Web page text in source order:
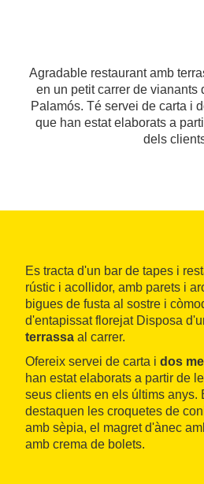
Agradable restaurant amb
en un petit carrer de vianants
Palamós. Té servei de carta i
que han estat elaborats a
dels
Es tracta d'un bar de tapes i
rústic i acollidor, amb parets i
bigues de fusta al sostre i
d'entapissat florejat Disposa
terrassa al carrer.
Ofereix servei de carta i dos
han estat elaborats a partir de
seus clients en els últims anys.
destaquen les croquetes de
amb sèpia, el magret d'ànec
amb crema de bolets.